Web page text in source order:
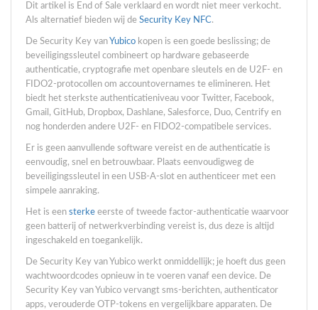
Dit artikel is End of Sale verklaard en wordt niet meer verkocht.
Als alternatief bieden wij de Security Key NFC.
De Security Key vanYubico kopen is een goede beslissing; de
beveiligingssleutel combineert op hardware gebaseerde
authenticatie, cryptografie met openbare sleutels en de U2F- en
FIDO2-protocollen om accountovernames te elimineren. Het
biedt het sterkste authenticatieniveau voor Twitter, Facebook,
Gmail, GitHub, Dropbox, Dashlane, Salesforce, Duo, Centrify en
nog honderden andere U2F- en FIDO2-compatibele services.
Er is geen aanvullende software vereist en de authenticatie is
eenvoudig, snel en betrouwbaar. Plaats eenvoudigweg de
beveiligingssleutel in een USB-A-slot en authenticeer met een
simpele aanraking.
Het is een sterke eerste of tweede factor-authenticatie waarvoor
geen batterij of netwerkverbinding vereist is, dus deze is altijd
ingeschakeld en toegankelijk.
De Security Key van Yubico werkt onmiddellijk; je hoeft dus geen
wachtwoordcodes opnieuw in te voeren vanaf een device. De
Security Key van Yubico vervangt sms-berichten, authenticator
apps, verouderde OTP-tokens en vergelijkbare apparaten. De